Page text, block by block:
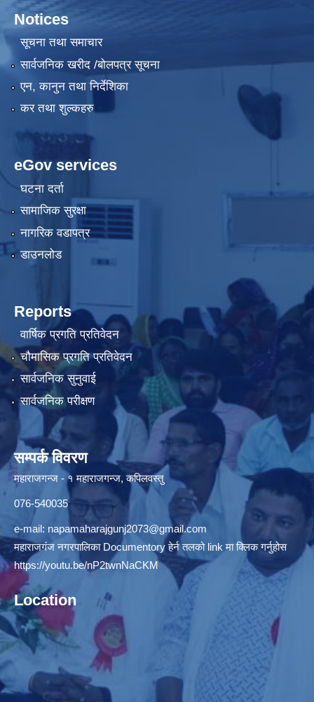
Notices
सूचना तथा समाचार
सार्वजनिक खरीद /बोलपत्र सूचना
एन, कानुन तथा निर्देशिका
कर तथा शुल्कहरु
eGov services
घटना दर्ता
सामाजिक सुरक्षा
नागरिक वडापत्र
डाउनलोड
Reports
वार्षिक प्रगति प्रतिवेदन
चौमासिक प्रगति प्रतिवेदन
सार्वजनिक सुनुवाई
सार्वजनिक परीक्षण
सम्पर्क विवरण
महाराजगन्ज - १ महाराजगन्ज, कपिलवस्तु
076-540035
e-mail: napamaharajgunj2073@gmail.com
महाराजगंज नगरपालिका Documentory हेर्न तलको link मा क्लिक गर्नुहोस
https://youtu.be/nP2twnNaCKM
Location